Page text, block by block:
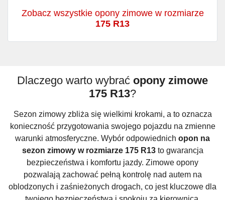
Zobacz wszystkie opony zimowe w rozmiarze
175 R13
Dlaczego warto wybrać opony zimowe
175 R13?
Sezon zimowy zbliża się wielkimi krokami, a to oznacza
konieczność przygotowania swojego pojazdu na zmienne
warunki atmosferyczne. Wybór odpowiednich opon na
sezon zimowy w rozmiarze 175 R13to gwarancja
bezpieczeństwa i komfortu jazdy. Zimowe opony
pozwalają zachować pełną kontrolę nad autem na
oblodzonych i zaśnieżonych drogach, co jest kluczowe dla